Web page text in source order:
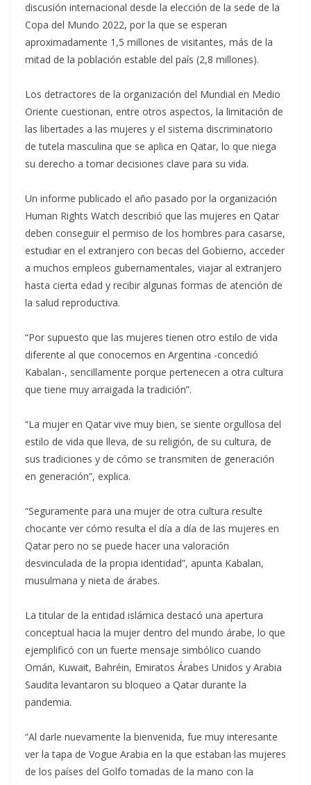
discusión internacional desde la elección de la sede de la
Copa del Mundo 2022, por la que se esperan
aproximadamente 1,5 millones de visitantes, más de la
mitad de la población estable del país (2,8 millones).
Los detractores de la organización del Mundial en Medio
Oriente cuestionan, entre otros aspectos, la limitación de
las libertades a las mujeres y el sistema discriminatorio
de tutela masculina que se aplica en Qatar, lo que niega
su derecho a tomar decisiones clave para su vida.
Un informe publicado el año pasado por la organización
Human Rights Watch describió que las mujeres en Qatar
deben conseguir el permiso de los hombres para casarse,
estudiar en el extranjero con becas del Gobierno, acceder
a muchos empleos gubernamentales, viajar al extranjero
hasta cierta edad y recibir algunas formas de atención de
la salud reproductiva.
“Por supuesto que las mujeres tienen otro estilo de vida
diferente al que conocemos en Argentina -concedió
Kabalan-, sencillamente porque pertenecen a otra cultura
que tiene muy arraigada la tradición”.
“La mujer en Qatar vive muy bien, se siente orgullosa del
estilo de vida que lleva, de su religión, de su cultura, de
sus tradiciones y de cómo se transmiten de generación
en generación”, explica.
“Seguramente para una mujer de otra cultura resulte
chocante ver cómo resulta el día a día de las mujeres en
Qatar pero no se puede hacer una valoración
desvinculada de la propia identidad”, apunta Kabalan,
musulmana y nieta de árabes.
La titular de la entidad islámica destacó una apertura
conceptual hacia la mujer dentro del mundo árabe, lo que
ejemplificó con un fuerte mensaje simbólico cuando
Omán, Kuwait, Bahréin, Emiratos Árabes Unidos y Arabia
Saudita levantaron su bloqueo a Qatar durante la
pandemia.
“Al darle nuevamente la bienvenida, fue muy interesante
ver la tapa de Vogue Arabia en la que estaban las mujeres
de los países del Golfo tomadas de la mano con la